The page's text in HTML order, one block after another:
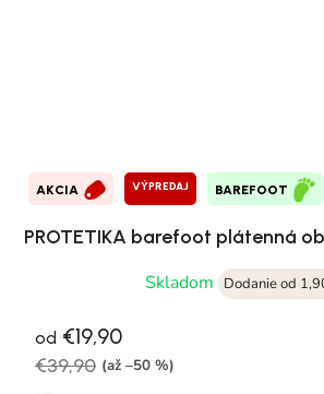
AKCIA VÝPREDAJ BAREFOOT
PROTETIKA barefoot plátenná
Skladom
Dodanie od
od €19,90
€39,90 (až –50 %)